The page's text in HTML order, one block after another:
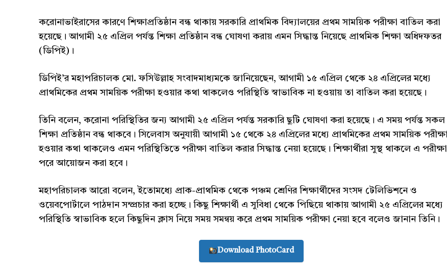
Champs21
Company
About
করোনাভাইরাসের কারণে শিক্ষাপ্রতিষ্ঠান বন্ধ থাকায় সরকারি প্রাথমিক বিদ্যালয়ের প্রথম সাময়িক পরীক্ষা বাতিল করা
হয়েছে। আগামী ২৫ এপ্রিল পর্যন্ত শিক্ষা প্রতিষ্ঠান বন্ধ ঘোষণা করায় এমন সিদ্ধান্ত নিয়েছে প্রাথমিক শিক্ষা অধিদফতর
(ডিপিই)।
ডিপিই’র মহাপরিচালক মো. ফসিউল্লাহ সংবাদমাধ্যমকে জানিয়েছেন, আগামী ১৫ এপ্রিল থেকে ২৪ এপ্রিলের মধ্যে
প্রাথমিকের প্রথম সাময়িক পরীক্ষা হওয়ার কথা থাকলেও পরিস্থিতি স্বাভাবিক না হওয়ায় তা বাতিল করা হয়েছে।
তিনি বলেন, করোনা পরিস্থিতির জন্য আগামী ২৫ এপ্রিল পর্যন্ত সরকারি ছুটি ঘোষণা করা হয়েছে। এ সময় পর্যন্ত সকল
শিক্ষা প্রতিষ্ঠান বন্ধ থাকবে। সিলেবাস অনুযায়ী আগামী ১৫ থেকে ২৪ এপ্রিলের মধ্যে প্রাথমিকের প্রথম সাময়িক পরীক্ষা
হওয়ার কথা থাকলেও এমন পরিস্থিতিতে পরীক্ষা বাতিল করার সিদ্ধান্ত নেয়া হয়েছে। শিক্ষার্থীরা সুস্থ থাকলে এ পরীক্ষা
পরে আয়োজন করা হবে।
মহাপরিচালক আরো বলেন, ইতোমধ্যে প্রাক-প্রাথমিক থেকে পঞ্চম শ্রেণির শিক্ষার্থীদের সংসদ টেলিভিশনে ও
ওয়েবপোর্টালে পাঠদান সম্প্রচার করা হচ্ছে। কিছু শিক্ষার্থী এ সুবিধা থেকে পিছিয়ে থাকায় আগামী ২৫ এপ্রিলের মধ্যে
পরিস্থিতি স্বাভাবিক হলে কিছুদিন ক্লাস নিয়ে সময় সমন্বয় করে প্রথম সাময়িক পরীক্ষা নেয়া হবে বলেও জানান তিনি।
Download PhotoCard